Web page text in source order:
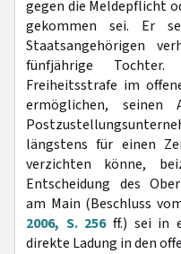
gegen die Meldepflicht
gekommen sei. Er
Staatsangehörigen
fünfjährige
Freiheitsstrafe im
ermöglichen, seinen
längstens für einen
verzichten könne,
Entscheidung des
am Main (Beschluss
2006, S. 256ff.) sei in
direkte Ladung in den